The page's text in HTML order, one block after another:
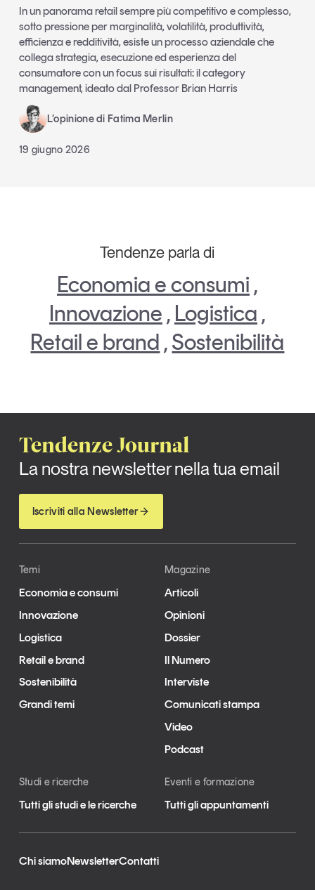
In un panorama retail sempre più competitivo e complesso,
sotto pressione per marginalità, volatilità, produttività,
efficienza e redditività, esiste un processo aziendale che
collega strategia, esecuzione ed esperienza del
consumatore con un focus sui risultati: il category
management, ideato dal Professor Brian Harris
L’opinione di Fatima Merlin
19 giugno 2026
Tendenze parla di
Economia e consumi ,
Innovazione , Logistica ,
Retail e brand ,Sostenibilità
Tendenze Journal
La nostra newsletter nella tua email
Iscriviti alla Newsletter
Temi
Economia e consumi
Innovazione
Logistica
Retail e brand
Sostenibilità
Grandi temi
Magazine
Articoli
Opinioni
Dossier
Il Numero
Interviste
Comunicati stampa
Video
Podcast
Studi e ricerche
Tutti gli studi e le ricerche
Eventi e formazione
Tutti gli appuntamenti
Chi siamoNewsletterContatti